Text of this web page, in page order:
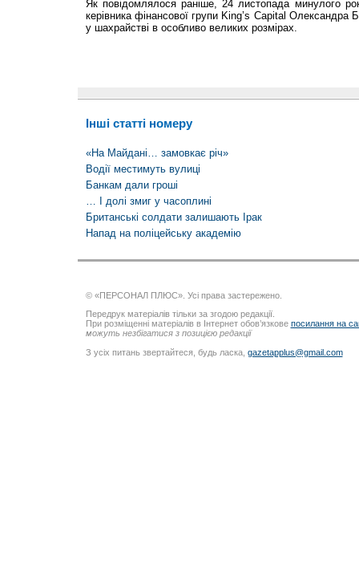
Як повідомлялося раніше, 24 листопада минулого
керівника фі­нансової групи King’s Capital Олександра
у шахрайстві в особливо великих розмірах.
Інші статті номеру
«На Майдані… замовкає річ»
Водії местимуть вулиці
Банкам дали гроші
… І долі змиг у часоплині
Британські солдати залишають Ірак
Напад на поліцейську академію
© «ПЕРСОНАЛ ПЛЮС». Усі права застережено.
Передрук матеріалів тільки за згодою редакції.
При розміщенні матеріалів в Інтернет обов’язкове посилання на
можуть незбігатися з позицією редакції
З усіх питань звертайтеся, будь ласка, gazetapplus@gmail.com